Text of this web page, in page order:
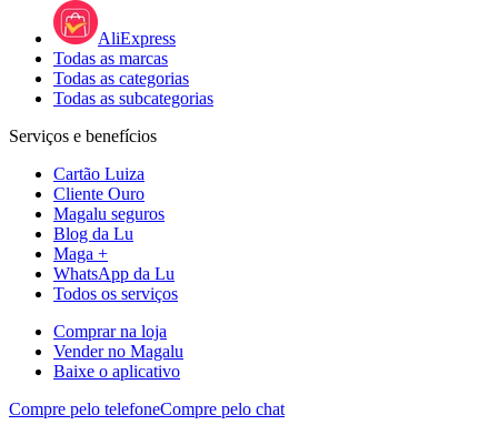
AliExpress
Todas as marcas
Todas as categorias
Todas as subcategorias
Serviços e benefícios
Cartão Luiza
Cliente Ouro
Magalu seguros
Blog da Lu
Maga +
WhatsApp da Lu
Todos os serviços
Comprar na loja
Vender no Magalu
Baixe o aplicativo
Compre pelo telefoneCompre pelo chat